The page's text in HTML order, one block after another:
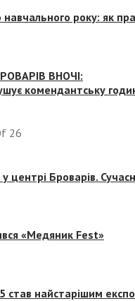
навчального року: як
ВНОЧІ:
комендантську
26
центрі Броварів.
«Медяник Fest»
став найстарішим